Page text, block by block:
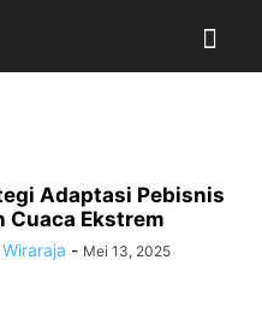
Adaptasi Pebisnis
Cuaca Ekstrem
- Mei 13, 2025